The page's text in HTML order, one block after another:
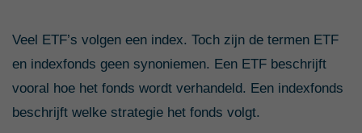
Veel ETF’s volgen een index. Toch zijn de termen ETF
en indexfonds geen synoniemen. Een ETF beschrijft
vooral hoe het fonds wordt verhandeld. Een indexfonds
beschrijft welke strategie het fonds volgt.